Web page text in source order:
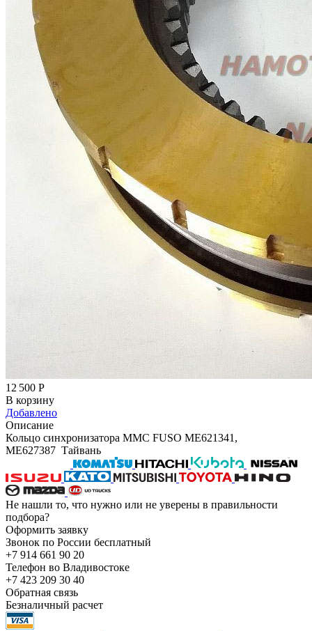
12 500 Р
В корзину
Добавлено
Описание
Кольцо синхронизатора MMC FUSO ME621341,
ME627387 Тайвань
Не нашли то, что нужно или не уверены в правильности
подбора?
Оформить заявку
Звонок по России бесплатный
+7 914 661 90 20
Телефон во Владивостоке
+7 423 209 30 40
Обратная связь
Безналичный расчет